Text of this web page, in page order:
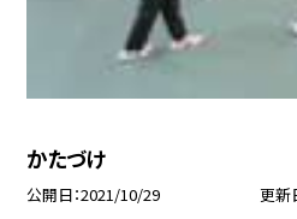
かたづけ
公開日 2021/10/29 更新